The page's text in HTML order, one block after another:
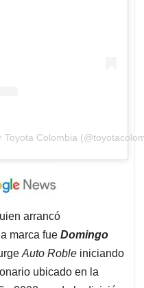
Colombia
arrancó
marca fue Domingo
Auto Roble iniciando
ubicado en la